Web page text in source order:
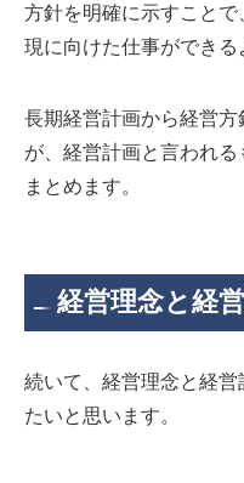
方針を明確に示すこと
現に向けた仕事ができる
長期経営計画から経営
が、経営計画と言われ
まとめます。
経営理念と経
続いて、経営理念と経
たいと思います。